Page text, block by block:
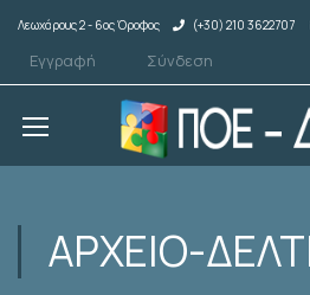
Λεωχάρους 2 - 6ος Όροφος (+30) 210 3622707
Εγγραφή Σύνδεση
ΑΡΧΕΙΟ-